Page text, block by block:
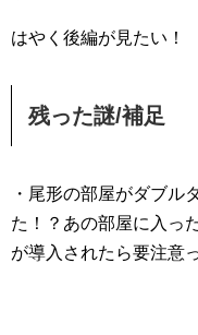
はやく後編が見たい！
残った謎/補足
・尾形の部屋がダブル
た！？あの部屋に入っ
が導入されたら要注意